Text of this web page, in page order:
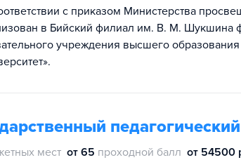
с приказом Министерства
в Бийский филиал им. В. М. Шукшина
учреждения высшего образования
мест от 65 проходной балл от 54500